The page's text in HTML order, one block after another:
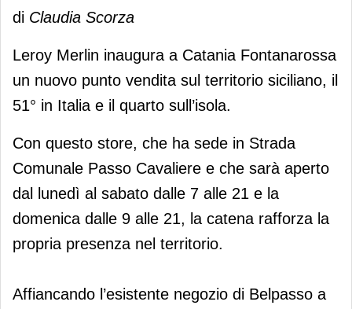
Leroy Merlin si rafforza in Sicilia
di Claudia Scorza
Leroy Merlin inaugura a Catania Fontanarossa
un nuovo punto vendita sul territorio siciliano, il
51° in Italia e il quarto sull’isola.
Con questo store, che ha sede in Strada
Comunale Passo Cavaliere e che sarà aperto
dal lunedì al sabato dalle 7 alle 21 e la
domenica dalle 9 alle 21, la catena rafforza la
propria presenza nel territorio.
Affiancando l’esistente negozio di Belpasso a